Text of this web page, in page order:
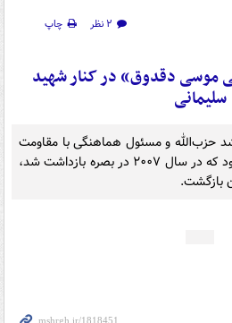
۲ نظر
چاپ
موسی دقدوق» در کنار شهید
سلیمانی
حزب‌الله و مسئول هماهنگی با مقاومت
عراق در دوران اشغال آمریکا بود که در سال ۲۰۰۷ در بصره بازداشت شد،
بازگشت.